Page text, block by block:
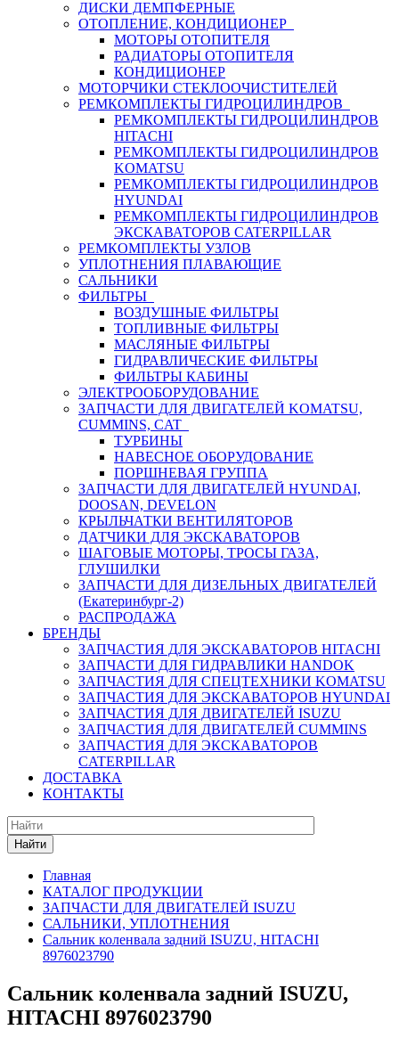
ДИСКИ ДЕМПФЕРНЫЕ
ОТОПЛЕНИЕ, КОНДИЦИОНЕР
МОТОРЫ ОТОПИТЕЛЯ
РАДИАТОРЫ ОТОПИТЕЛЯ
КОНДИЦИОНЕР
МОТОРЧИКИ СТЕКЛООЧИСТИТЕЛЕЙ
РЕМКОМПЛЕКТЫ ГИДРОЦИЛИНДРОВ
РЕМКОМПЛЕКТЫ ГИДРОЦИЛИНДРОВ
HITACHI
РЕМКОМПЛЕКТЫ ГИДРОЦИЛИНДРОВ
KOMATSU
РЕМКОМПЛЕКТЫ ГИДРОЦИЛИНДРОВ
HYUNDAI
РЕМКОМПЛЕКТЫ ГИДРОЦИЛИНДРОВ
ЭКСКАВАТОРОВ CATERPILLAR
РЕМКОМПЛЕКТЫ УЗЛОВ
УПЛОТНЕНИЯ ПЛАВАЮЩИЕ
САЛЬНИКИ
ФИЛЬТРЫ
ВОЗДУШНЫЕ ФИЛЬТРЫ
ТОПЛИВНЫЕ ФИЛЬТРЫ
МАСЛЯНЫЕ ФИЛЬТРЫ
ГИДРАВЛИЧЕСКИЕ ФИЛЬТРЫ
ФИЛЬТРЫ КАБИНЫ
ЭЛЕКТРООБОРУДОВАНИЕ
ЗАПЧАСТИ ДЛЯ ДВИГАТЕЛЕЙ KOMATSU,
CUMMINS, CAT
ТУРБИНЫ
НАВЕСНОЕ ОБОРУДОВАНИЕ
ПОРШНЕВАЯ ГРУППА
ЗАПЧАСТИ ДЛЯ ДВИГАТЕЛЕЙ HYUNDAI,
DOOSAN, DEVELON
КРЫЛЬЧАТКИ ВЕНТИЛЯТОРОВ
ДАТЧИКИ ДЛЯ ЭКСКАВАТОРОВ
ШАГОВЫЕ МОТОРЫ, ТРОСЫ ГАЗА,
ГЛУШИЛКИ
ЗАПЧАСТИ ДЛЯ ДИЗЕЛЬНЫХ ДВИГАТЕЛЕЙ
(Екатеринбург-2)
РАСПРОДАЖА
БРЕНДЫ
ЗАПЧАСТИЯ ДЛЯ ЭКСКАВАТОРОВ HITACHI
ЗАПЧАСТИ ДЛЯ ГИДРАВЛИКИ HANDOK
ЗАПЧАСТИЯ ДЛЯ СПЕЦТЕХНИКИ KOMATSU
ЗАПЧАСТИЯ ДЛЯ ЭКСКАВАТОРОВ HYUNDAI
ЗАПЧАСТИЯ ДЛЯ ДВИГАТЕЛЕЙ ISUZU
ЗАПЧАСТИЯ ДЛЯ ДВИГАТЕЛЕЙ CUMMINS
ЗАПЧАСТИЯ ДЛЯ ЭКСКАВАТОРОВ
CATERPILLAR
ДОСТАВКА
КОНТАКТЫ
Найти
Главная
КАТАЛОГ ПРОДУКЦИИ
ЗАПЧАСТИ ДЛЯ ДВИГАТЕЛЕЙ ISUZU
САЛЬНИКИ, УПЛОТНЕНИЯ
Сальник коленвала задний ISUZU, HITACHI
8976023790
Сальник коленвала задний ISUZU,
HITACHI 8976023790